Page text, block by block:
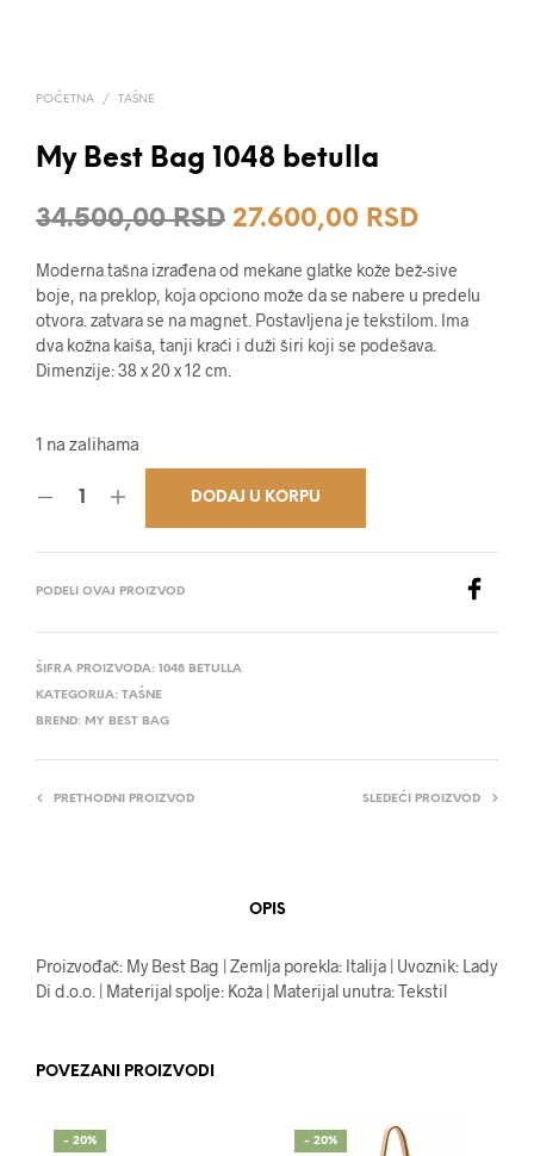
POČETNA / TAŠNE
My Best Bag 1048 betulla
34.500,00RSD Originalna
cena
je
bila:
27.600,00 RSDTrenutna
cena
je:
Moderna tašna izrađena od mekane glatke kože bež-sive
boje, na preklop, koja opciono može da se nabere u predelu
otvora. zatvara se na magnet. Postavljena je tekstilom. Ima
dva kožna kaiša, tanji kraći i duži širi koji se podešava.
Dimenzije: 38 x 20 x 12 cm.
1 na zalihama
DODAJ U KORPU
PODELI OVAJ PROIZVOD
ŠIFRA PROIZVODA: 1048 BETULLA
KATEGORIJA: TAŠNE
BREND: MY BEST BAG
PRETHODNI PROIZVOD SLEDEĆI PROIZVOD
OPIS
Proizvođač: My Best Bag | Zemlja porekla: Italija | Uvoznik: Lady
Di d.o.o. | Materijal spolje: Koža | Materijal unutra: Tekstil
POVEZANI PROIZVODI
- 20% - 20%